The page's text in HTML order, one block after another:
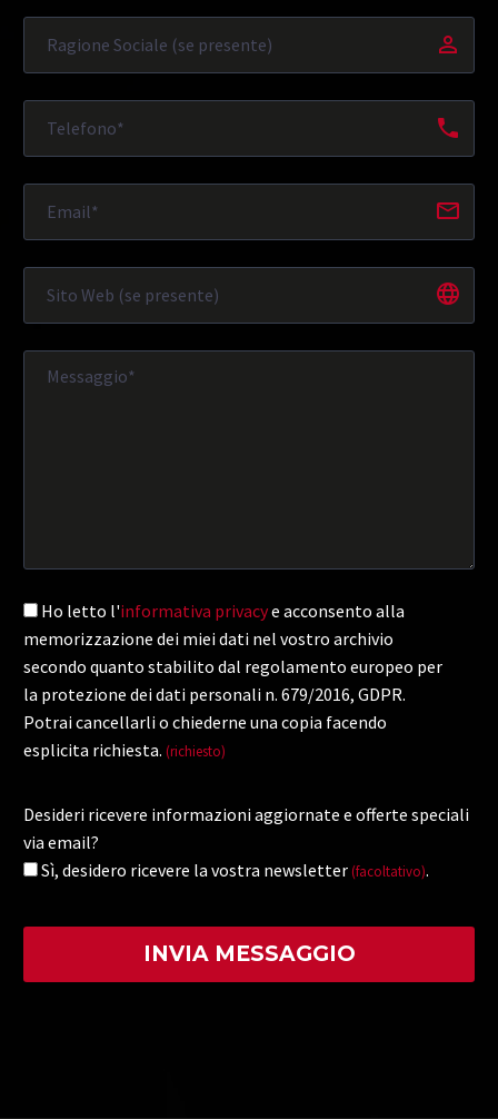
Ho letto l'informativa privacye acconsento alla
memorizzazione dei miei dati nel vostro archivio
secondo quanto stabilito dal regolamento europeo per
la protezione dei dati personali n. 679/2016, GDPR.
Potrai cancellarli o chiederne una copia facendo
esplicita richiesta. (richiesto)
Desideri ricevere informazioni aggiornate e offerte speciali
via email?
Sì, desidero ricevere la vostra newsletter (facoltativo).